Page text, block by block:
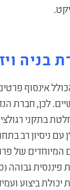
בניה
אינסוף
לכן, חברת
בתקני
עם ניסיון רב
המיוחדים של
גבוהה
יכולת ביצוע